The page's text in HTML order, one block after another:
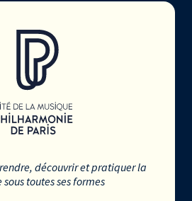
découvrir et pratiquer la
toutes ses formes